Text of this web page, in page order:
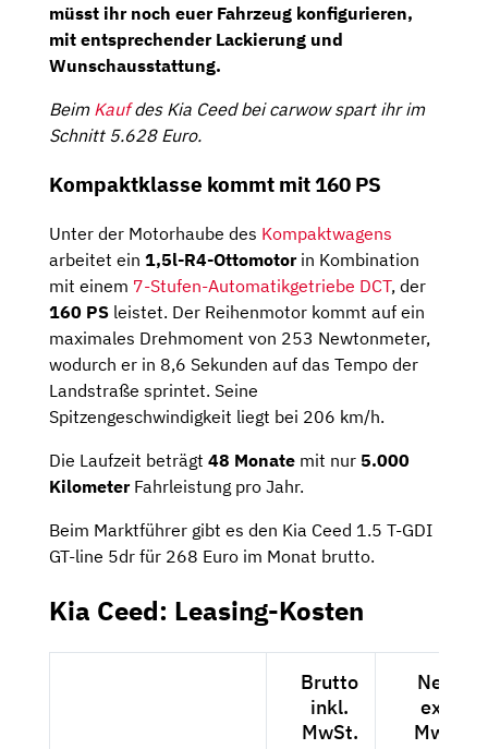
müsst ihr noch euer Fahrzeug konfigurieren,
mit entsprechender Lackierung und
Wunschausstattung.
Beim Kaufdes Kia Ceed bei carwow spart ihr im
Schnitt 5.628 Euro.
Kompaktklasse kommt mit 160 PS
Unter der Motorhaube des Kompaktwagens
arbeitet ein 1,5l-R4-Ottomotor in Kombination
mit einem 7-Stufen-Automatikgetriebe DCT, der
160 PS leistet. Der Reihenmotor kommt auf ein
maximales Drehmoment von 253 Newtonmeter,
wodurch er in 8,6 Sekunden auf das Tempo der
Landstraße sprintet. Seine
Spitzengeschwindigkeit liegt bei 206 km/h.
Die Laufzeit beträgt 48 Monate mit nur 5.000
KilometerFahrleistung pro Jahr.
Beim Marktführer gibt es den Kia Ceed 1.5 T-GDI
GT-line 5dr für 268 Euro im Monat brutto.
Kia Ceed: Leasing-Kosten
Brutto
inkl.
MwSt.
Netto
exkl.
MwSt.